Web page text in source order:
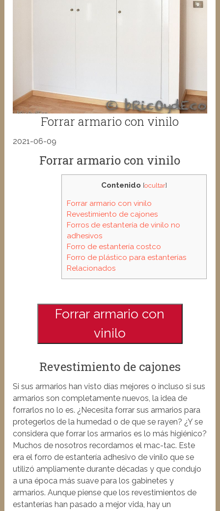
Forrar armario con vinilo
2021-06-09
Forrar armario con vinilo
Contenido [ocultar]
Forrar armario con vinilo
Revestimiento de cajones
Forros de estantería de vinilo no
adhesivos
Forro de estantería costco
Forro de plástico para estanterías
Relacionados
Forrar armario con
vinilo
Revestimiento de cajones
Si sus armarios han visto días mejores o incluso si sus
armarios son completamente nuevos, la idea de
forrarlos no lo es. ¿Necesita forrar sus armarios para
protegerlos de la humedad o de que se rayen? ¿Y se
considera que forrar los armarios es lo más higiénico?
Muchos de nosotros recordamos el mac-tac. Este
era el forro de estantería adhesivo de vinilo que se
utilizó ampliamente durante décadas y que condujo
a una época más suave para los gabinetes y
armarios. Aunque piense que los revestimientos de
estanterías han pasado a mejor vida, hay un